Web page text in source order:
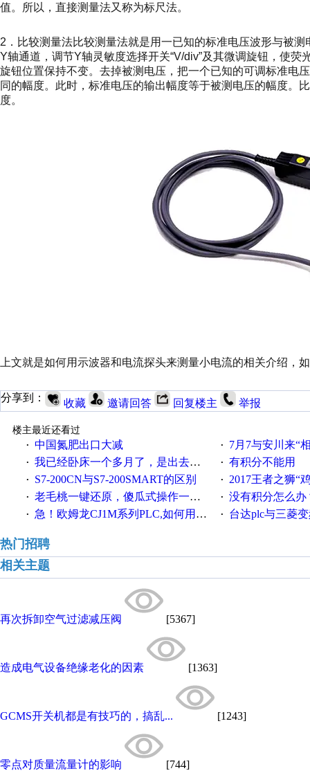
值。所以，直接测量法又称为标尺法。
2．比较测量法比较测量法就是用一已知的标准电压波形与被
Y轴通道，调节Y轴灵敏度选择开关“V/div”及其微调旋钮，使
旋钮位置保持不变。去掉被测电压，把一个已知的可调标准电
同的幅度。此时，标准电压的输出幅度等于被测电压的幅度。
度。
上文就是如何用示波器和电流探头来测量小电流的相关介绍，
分享到： 收藏 邀请回答 回复楼主 举报
楼主最近还看过
· 中国氮肥出口大减 · 7月7与安川来“
· 我已经卧床一个多月了，是出去安装机械手在高速遭遇车祸所致:大家工作都要特别注意啊 · 有积分不能用
· S7-200CN与S7-200SMART的区别 · 2017王者之狮“鸡”情签到
· 老毛桃一键还原，傻瓜式操作一键轻松备份还原；程序为向导式安装，一键即可实现自动备份或还原系统。 · 没有积分怎么办
· 急！欧姆龙CJ1M系列PLC,如何用时间控制变频器。要求时间在组态王中可以自由输入！拜托各位大神了！ · 台达plc与三菱
热门招聘
相关主题
再次拆卸空气过滤减压阀 [5367]
造成电气设备绝缘老化的因素 [1363]
GCMS开关机都是有技巧的，搞乱... [1243]
零点对质量流量计的影响 [744]